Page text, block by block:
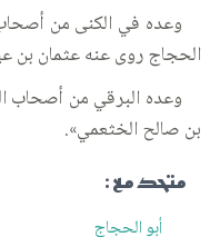
الحجاج روى عنه عثمان بن
وعده البرقي من أصحاب
بن صالح الخثعمي».
متحد مع :
أبو الحجاج